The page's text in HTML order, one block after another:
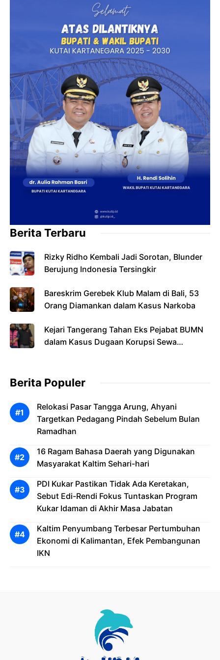
Berita Terbaru
Rizky Ridho Kembali Jadi Sorotan, Blunder
Berujung Indonesia Tersingkir
Bareskrim Gerebek Klub Malam di Bali, 53
Orang Diamankan dalam Kasus Narkoba
Kejari Tangerang Tahan Eks Pejabat BUMN
dalam Kasus Dugaan Korupsi Sewa
Berita Populer
Relokasi Pasar Tangga Arung, Ahyani
Targetkan Pedagang Pindah Sebelum Bulan
Ramadhan
16 Ragam Bahasa Daerah yang Digunakan
Masyarakat Kaltim Sehari-hari
PDI Kukar Pastikan Tidak Ada Keretakan,
Sebut Edi-Rendi Fokus Tuntaskan Program
Kukar Idaman di Akhir Masa Jabatan
Kaltim Penyumbang Terbesar Pertumbuhan
Ekonomi di Kalimantan, Efek Pembangunan
IKN